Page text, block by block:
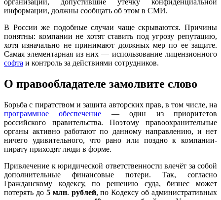
организации, допустившие утечку конфиденциальной
информации, должны сообщать об этом в СМИ.
В России же подобные случаи чаще скрываются. Причины
понятны: компании не хотят ставить под угрозу репутацию,
хотя изначально не принимают должных мер по ее защите.
Самая элементарная из них — использование лицензионного
софта и контроль за действиями сотрудников.
О правообладателе замолвите слово
Борьба с пиратством и защита авторских прав, в том числе, на
программное обеспечение — один из приоритетов
российского правительства. Поэтому правоохранительные
органы активно работают по данному направлению, и нет
ничего удивительного, что рано или поздно к компании-
пирату приходят люди в форме.
Привлечение к юридической ответственности влечёт за собой
дополнительные финансовые потери. Так, согласно
Гражданскому кодексу, по решению суда, бизнес может
потерять до 5 млн. рублей, по Кодексу об административных